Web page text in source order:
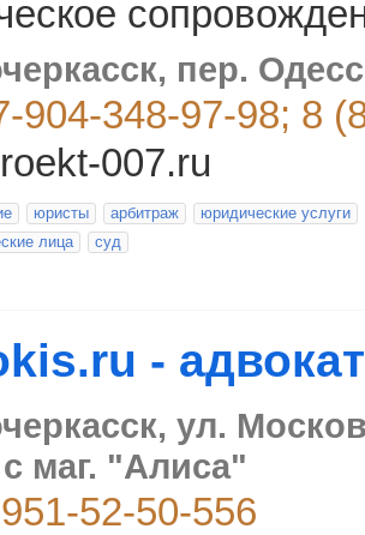
пер.
904-348-97-98; 8
007.ru
юристы арбитраж
юридические услуги
лица суд
-
ул.
маг. "Алиса"
52-50-556